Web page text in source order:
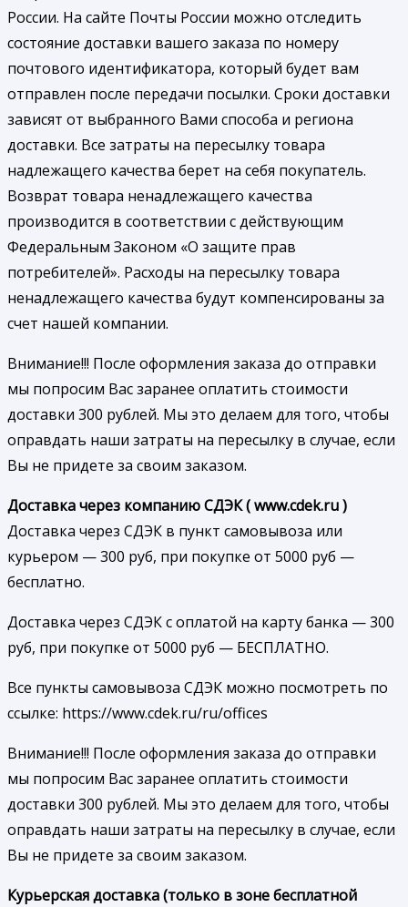
России. На сайте Почты России можно отследить
состояние доставки вашего заказа по номеру
почтового идентификатора, который будет вам
отправлен после передачи посылки. Сроки доставки
зависят от выбранного Вами способа и региона
доставки. Все затраты на пересылку товара
надлежащего качества берет на себя покупатель.
Возврат товара ненадлежащего качества
производится в соответствии с действующим
Федеральным Законом «О защите прав
потребителей». Расходы на пересылку товара
ненадлежащего качества будут компенсированы за
счет нашей компании.
Внимание!!! После оформления заказа до отправки
мы попросим Вас заранее оплатить стоимости
доставки 300 рублей. Мы это делаем для того, чтобы
оправдать наши затраты на пересылку в случае, если
Вы не придете за своим заказом.
Доставка через компанию СДЭК ( www.cdek.ru )
Доставка через СДЭК в пункт самовывоза или
курьером — 300 руб, при покупке от 5000 руб —
бесплатно.
Доставка через СДЭК с оплатой на карту банка — 300
руб, при покупке от 5000 руб — БЕСПЛАТНО.
Все пункты самовывоза СДЭК можно посмотреть по
ссылке: https://www.cdek.ru/ru/offices
Внимание!!! После оформления заказа до отправки
мы попросим Вас заранее оплатить стоимости
доставки 300 рублей. Мы это делаем для того, чтобы
оправдать наши затраты на пересылку в случае, если
Вы не придете за своим заказом.
Курьерская доставка (только в зоне бесплатной